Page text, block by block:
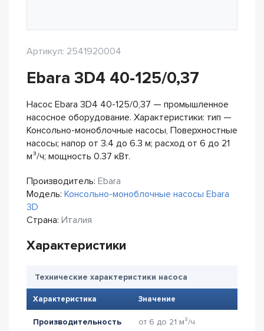
Артикул: 2541920004
Ebara 3D4 40-125/0,37
Насос Ebara 3D4 40-125/0,37 — промышленное
насосное оборудование. Характеристики: тип —
Консольно-моноблочные насосы, Поверхностные
насосы; напор от 3.4 до 6.3 м; расход от 6 до 21
м³/ч; мощность 0.37 кВт.
Производитель: Ebara
Модель: Консольно-моноблочные насосы Ebara
3D
Страна: Италия
Характеристики
Технические характеристики насоса
Характеристика Значение
Производительность от 6 до 21 м³/ч